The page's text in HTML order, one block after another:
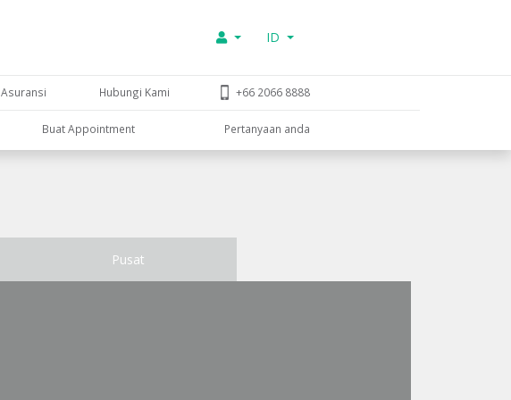
ID
Asuransi Hubungi Kami +66 2066 8888
Buat Appointment Pertanyaan anda
Pusat